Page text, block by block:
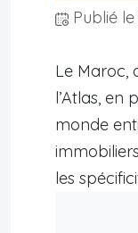
Publié le
Le Maroc,
l’Atlas, en
monde
les